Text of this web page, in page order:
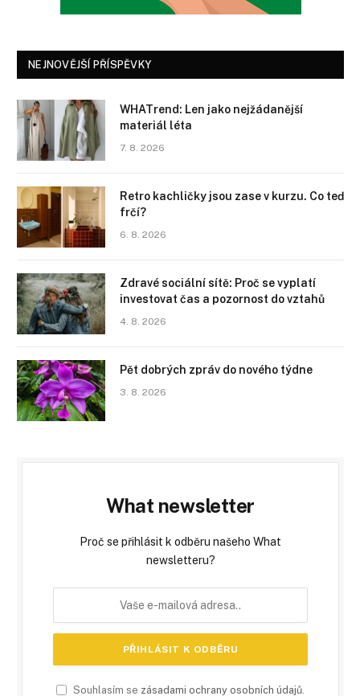
NEJNOVĚJŠÍ PŘÍSPĚVKY
WHATrend: Len jako nejžádanější
materiál léta
7. 8. 2026
Retro kachličky jsou zase v kurzu. Co teď
frčí?
6. 8. 2026
Zdravé sociální sítě: Proč se vyplatí
investovat čas a pozornost do vztahů
4. 8. 2026
Pět dobrých zpráv do nového týdne
3. 8. 2026
What newsletter
Proč se přihlásit k odběru našeho What
newsletteru?
Souhlasím se zásadami ochrany osobních údajů.